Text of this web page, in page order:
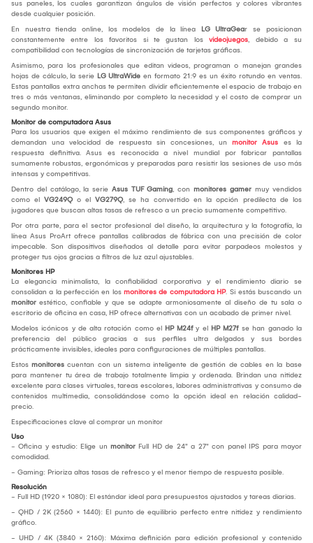
sus paneles, los cuales garantizan ángulos de visión perfectos y colores vibrantes
desde cualquier posición.
En nuestra tienda online, los modelos de la línea LG UltraGear se posicionan
constantemente entre los favoritos si te gustan los videojuegos, debido a su
compatibilidad con tecnologías de sincronización de tarjetas gráficas.
Asimismo, para los profesionales que editan videos, programan o manejan grandes
hojas de cálculo, la serie LG UltraWide en formato 21:9 es un éxito rotundo en ventas.
Estas pantallas extra anchas te permiten dividir eficientemente el espacio de trabajo en
tres o más ventanas, eliminando por completo la necesidad y el costo de comprar un
segundo monitor.
Monitor de computadora Asus
Para los usuarios que exigen el máximo rendimiento de sus componentes gráficos y
demandan una velocidad de respuesta sin concesiones, un monitor Asus es la
respuesta definitiva. Asus es reconocida a nivel mundial por fabricar pantallas
sumamente robustas, ergonómicas y preparadas para resistir las sesiones de uso más
intensas y competitivas.
Dentro del catálogo, la serie Asus TUF Gaming, con monitores gamer muy vendidos
como el VG249Q o el VG279Q, se ha convertido en la opción predilecta de los
jugadores que buscan altas tasas de refresco a un precio sumamente competitivo.
Por otra parte, para el sector profesional del diseño, la arquitectura y la fotografía, la
línea Asus ProArt ofrece pantallas calibradas de fábrica con una precisión de color
impecable. Son dispositivos diseñados al detalle para evitar parpadeos molestos y
proteger tus ojos gracias a filtros de luz azul ajustables.
Monitores HP
La elegancia minimalista, la confiabilidad corporativa y el rendimiento diario se
consolidan a la perfección en los monitores de computadora HP. Si estás buscando un
monitor estético, confiable y que se adapte armoniosamente al diseño de tu sala o
escritorio de oficina en casa, HP ofrece alternativas con un acabado de primer nivel.
Modelos icónicos y de alta rotación como el HP M24fy el HP M27fse han ganado la
preferencia del público gracias a sus perfiles ultra delgados y sus bordes
prácticamente invisibles, ideales para configuraciones de múltiples pantallas.
Estos monitores cuentan con un sistema inteligente de gestión de cables en la base
para mantener tu área de trabajo totalmente limpia y ordenada. Brindan una nitidez
excelente para clases virtuales, tareas escolares, labores administrativas y consumo de
contenidos multimedia, consolidándose como la opción ideal en relación calidad-
precio.
Especificaciones clave al comprar un monitor
Uso
- Oficina y estudio: Elige un monitor Full HD de 24" a 27" con panel IPS para mayor
comodidad.
- Gaming: Prioriza altas tasas de refresco y el menor tiempo de respuesta posible.
Resolución
- Full HD (1920 × 1080): El estándar ideal para presupuestos ajustados y tareas diarias.
- QHD / 2K (2560 × 1440): El punto de equilibrio perfecto entre nitidez y rendimiento
gráfico.
- UHD / 4K (3840 × 2160): Máxima definición para edición profesional y contenido